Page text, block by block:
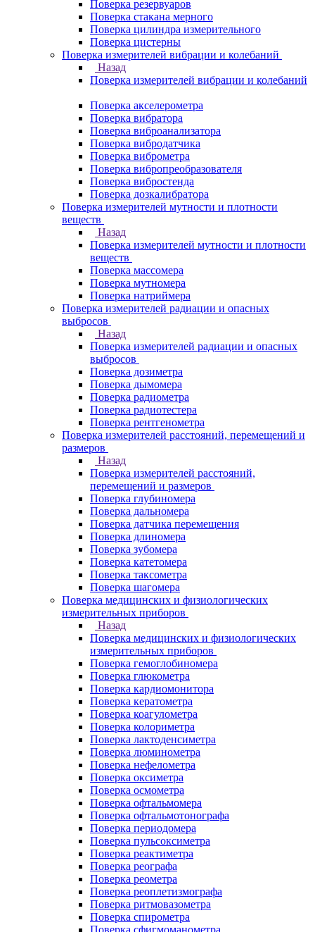
Поверка резервуаров
Поверка стакана мерного
Поверка цилиндра измерительного
Поверка цистерны
Поверка измерителей вибрации и колебаний
Назад
Поверка измерителей вибрации и колебаний
Поверка акселерометра
Поверка вибратора
Поверка виброанализатора
Поверка вибродатчика
Поверка виброметра
Поверка вибропреобразователя
Поверка вибростенда
Поверка дозкалибратора
Поверка измерителей мутности и плотности
веществ
Назад
Поверка измерителей мутности и плотности
веществ
Поверка массомера
Поверка мутномера
Поверка натриймера
Поверка измерителей радиации и опасных
выбросов
Назад
Поверка измерителей радиации и опасных
выбросов
Поверка дозиметра
Поверка дымомера
Поверка радиометра
Поверка радиотестера
Поверка рентгенометра
Поверка измерителей расстояний, перемещений и
размеров
Назад
Поверка измерителей расстояний,
перемещений и размеров
Поверка глубиномера
Поверка дальномера
Поверка датчика перемещения
Поверка длиномера
Поверка зубомера
Поверка катетомера
Поверка таксометра
Поверка шагомера
Поверка медицинских и физиологических
измерительных приборов
Назад
Поверка медицинских и физиологических
измерительных приборов
Поверка гемоглобиномера
Поверка глюкометра
Поверка кардиомонитора
Поверка кератометра
Поверка коагулометра
Поверка колориметра
Поверка лактоденсиметра
Поверка люминометра
Поверка нефелометра
Поверка оксиметра
Поверка осмометра
Поверка офтальмомера
Поверка офтальмотонографа
Поверка периодомера
Поверка пульсоксиметра
Поверка реактиметра
Поверка реографа
Поверка реометра
Поверка реоплетизмографа
Поверка ритмовазометра
Поверка спирометра
Поверка сфигмоманометра